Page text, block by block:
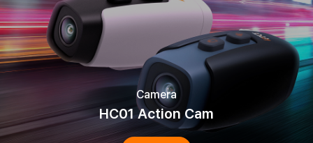
Camera
HC01 Action Cam